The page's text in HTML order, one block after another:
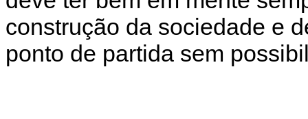
construção da sociedade e
ponto de partida sem